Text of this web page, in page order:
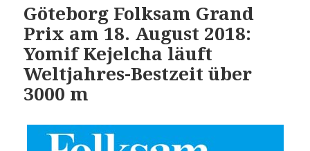
Göteborg Folksam Grand
Prix am 18. August 2018:
Yomif Kejelcha läuft
Weltjahres-Bestzeit über
3000 m